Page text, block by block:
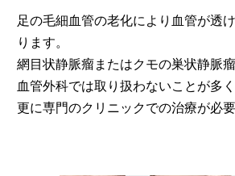
足の毛細血管の老化により血管が透
ります。
網目状静脈瘤またはクモの巣状静脈
血管外科では取り扱わないことが多
更に専門のクリニックでの治療が必要